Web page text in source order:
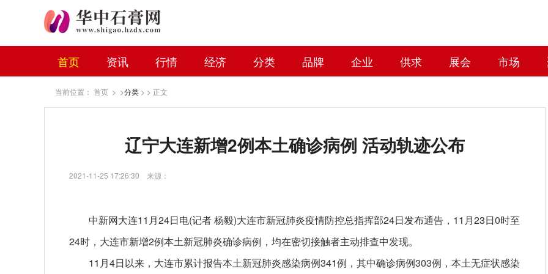
首页 资讯 行情 经济 分类 品牌 企业 供求 展会 市场
当前位置： 首页 > >分类 > > 正文
辽宁大连新增2例本土确诊病例 活动轨迹公布
2021-11-25 17:26:30 来源：
中新网大连11月24日电(记者 杨毅)大连市新冠肺炎疫情防控总指挥部24日发布通告，11月23日0时至
24时，大连市新增2例本土新冠肺炎确诊病例，均在密切接触者主动排查中发现。
11月4日以来，大连市累计报告本土新冠肺炎感染病例341例，其中确诊病例303例，本土无症状感染